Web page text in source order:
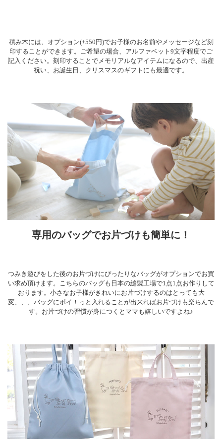
積み木には、オプション(+550円)でお子様のお名前やメッセージなど刻
印することができます。ご希望の場合、アルファベット9文字程度でご
記入ください。刻印することでメモリアルなアイテムになるので、出産
祝い、お誕生日、クリスマスのギフトにも最適です。
専用のバッグでお片づけも簡単に！
つみき遊びをした後のお片づけにぴったりなバッグがオプションでお買
い求め頂けます。こちらのバッグも日本の縫製工場で1点1点お作りして
おります。小さなお子様がきれいにお片づけするのはとっても大
変、、、バッグにポイ！っと入れることが出来ればお片づけも楽ちんで
す。お片づけの習慣が身につくとママも嬉しいですよね♪